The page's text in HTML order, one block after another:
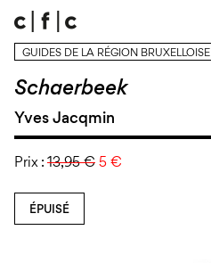
GUIDES DE LA RÉGION BRUXELLOISE
Schaerbeek
Yves Jacqmin
Prix : 13,95 € 5 €
ÉPUISÉ